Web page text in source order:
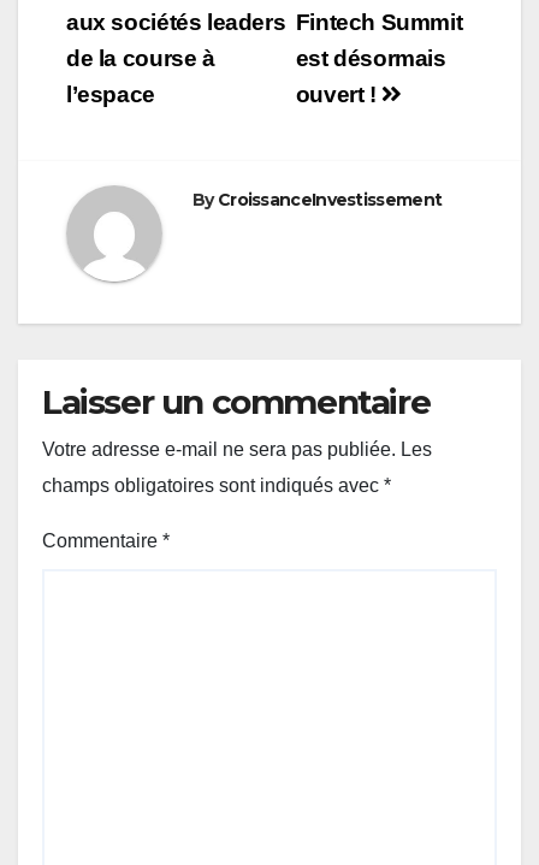
Fintech Summit
est désormais
ouvert !
aux sociétés leaders
de la course à
l’espace
ByCroissanceInvestissement
Laisser un commentaire
Votre adresse e-mail ne sera pas publiée. Les
champs obligatoires sont indiqués avec *
Commentaire *